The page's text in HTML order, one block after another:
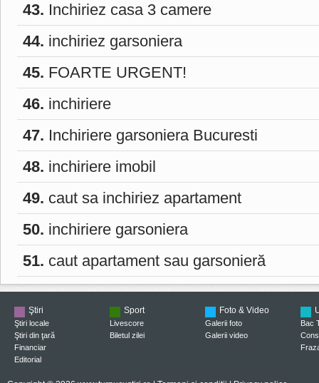
43. Inchiriez casa 3 camere
44. inchiriez garsoniera
45. FOARTE URGENT!
46. inchiriere
47. Inchiriere garsoniera Bucuresti
48. inchiriere imobil
49. caut sa inchiriez apartament
50. inchiriere garsoniera
51. caut apartament sau garsonieră
Ştiri
Ştiri locale
Ştiri din ţară
Financiar
Editorial
Sport
Livescore
Biletul zilei
Foto & Video
Galerii foto
Galerii video
Bac